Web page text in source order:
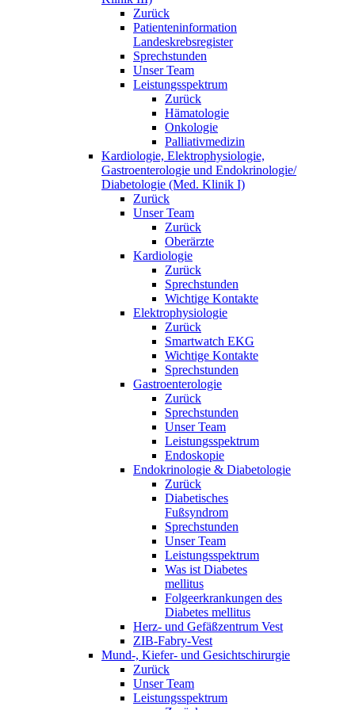
Zurück
Patienteninformation
Landeskrebsregister
Sprechstunden
Unser Team
Leistungsspektrum
Zurück
Hämatologie
Onkologie
Palliativmedizin
Kardiologie, Elektrophysiologie,
Gastroenterologie und Endokrinologie/
Diabetologie (Med. Klinik I)
Zurück
Unser Team
Zurück
Oberärzte
Kardiologie
Zurück
Sprechstunden
Wichtige Kontakte
Elektrophysiologie
Zurück
Smartwatch EKG
Wichtige Kontakte
Sprechstunden
Gastroenterologie
Zurück
Sprechstunden
Unser Team
Leistungsspektrum
Endoskopie
Endokrinologie & Diabetologie
Zurück
Diabetisches
Fußsyndrom
Sprechstunden
Unser Team
Leistungsspektrum
Was ist Diabetes
mellitus
Folgeerkrankungen des
Diabetes mellitus
Herz- und Gefäßzentrum Vest
ZIB-Fabry-Vest
Mund-, Kiefer- und Gesichtschirurgie
Zurück
Unser Team
Leistungsspektrum